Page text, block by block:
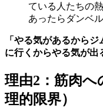
ている人たちの
あったらダンベ
「やる気があるから
に行くからやる気が出
理由2：筋肉へ
理的限界）